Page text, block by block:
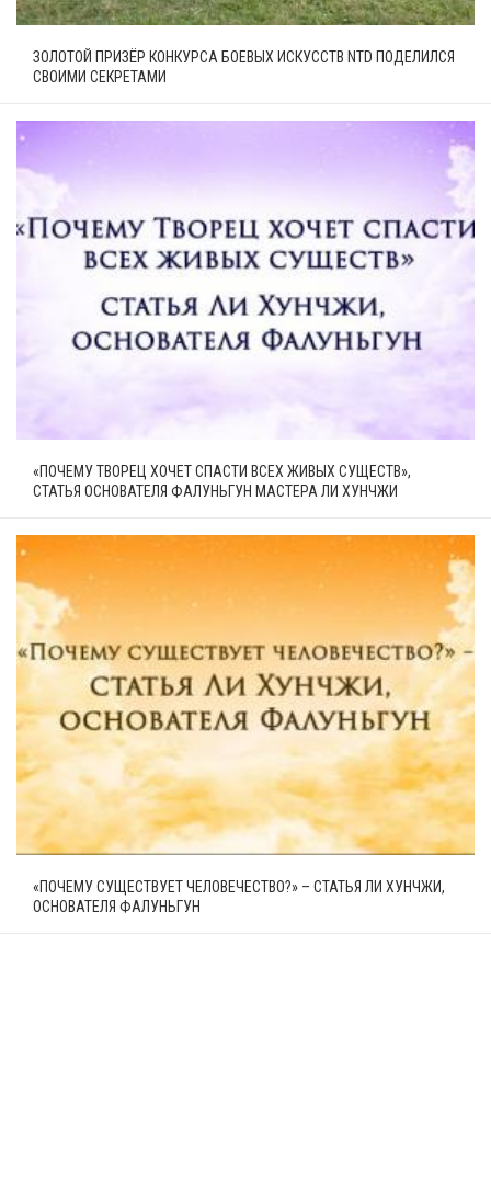
ЗОЛОТОЙ ПРИЗЁР КОНКУРСА БОЕВЫХ ИСКУССТВ NTD ПОДЕЛИЛСЯ
СВОИМИ СЕКРЕТАМИ
«ПОЧЕМУ ТВОРЕЦ ХОЧЕТ СПАСТИ ВСЕХ ЖИВЫХ СУЩЕСТВ»,
СТАТЬЯ ОСНОВАТЕЛЯ ФАЛУНЬГУН МАСТЕРА ЛИ ХУНЧЖИ
«ПОЧЕМУ СУЩЕСТВУЕТ ЧЕЛОВЕЧЕСТВО?» – СТАТЬЯ ЛИ ХУНЧЖИ,
ОСНОВАТЕЛЯ ФАЛУНЬГУН